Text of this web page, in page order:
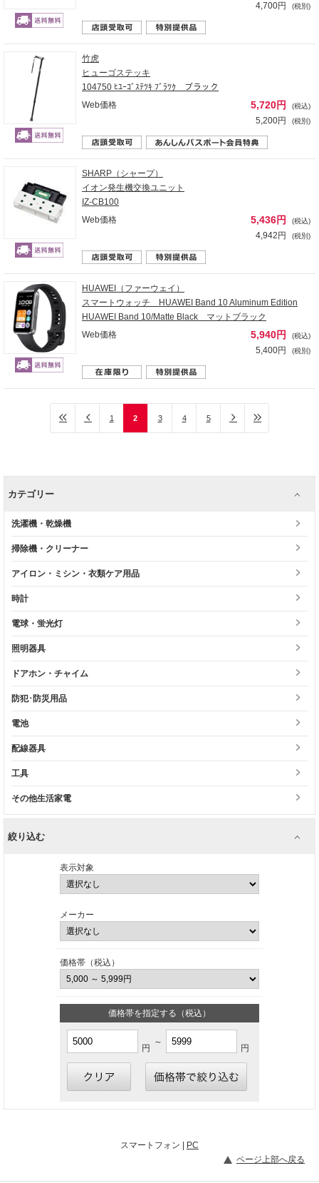
4,700円 (税別)
竹虎
ヒューゴステッキ
104750 ﾋﾕｰｺﾞｽﾃﾂｷ ﾌﾞﾗﾂｸ ブラック
Web価格
5,720円 (税込)
5,200円 (税別)
SHARP（シャープ）
イオン発生機交換ユニット
IZ-CB100
Web価格
5,436円 (税込)
4,942円 (税別)
HUAWEI（ファーウェイ）
スマートウォッチ HUAWEI Band 10 Aluminum Edition
HUAWEI Band 10/Matte Black マットブラック
Web価格
5,940円 (税込)
5,400円 (税別)
1 2 3 4 5
カテゴリー
洗濯機・乾燥機
掃除機・クリーナー
アイロン・ミシン・衣類ケア用品
時計
電球・蛍光灯
照明器具
ドアホン・チャイム
防犯･防災用品
電池
配線器具
工具
その他生活家電
絞り込む
表示対象
メーカー
価格帯（税込）
価格帯を指定する（税込）
円
～
円
スマートフォン |
PC
ページ上部へ戻る